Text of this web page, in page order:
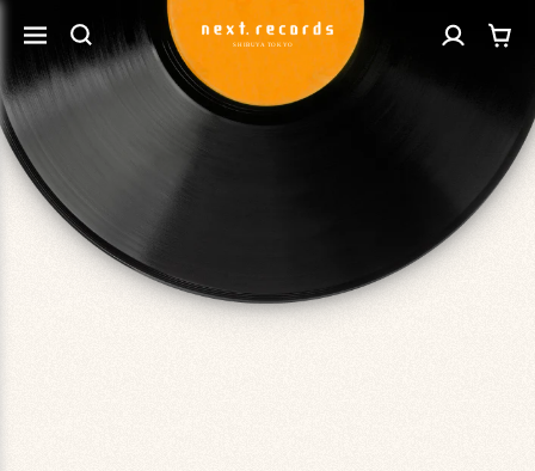
ンツに
進む
グ
イ
ー